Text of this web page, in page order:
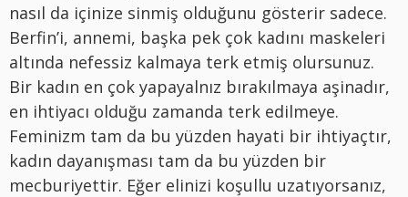
nasıl da içinize sinmiş olduğunu gösterir sadece.
Berfin’i, annemi, başka pek çok kadını maskeleri
altında nefessiz kalmaya terk etmiş olursunuz.
Bir kadın en çok yapayalnız bırakılmaya aşinadır,
en ihtiyacı olduğu zamanda terk edilmeye.
Feminizm tam da bu yüzden hayati bir ihtiyaçtır,
kadın dayanışması tam da bu yüzden bir
mecburiyettir. Eğer elinizi koşullu uzatıyorsanız,